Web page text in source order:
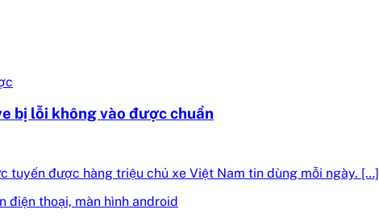
bị lỗi không vào được chuẩn
tuyến được hàng triệu chủ xe Việt Nam tin dùng mỗi ngày. […]